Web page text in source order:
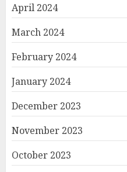
April 2024
March 2024
February 2024
January 2024
December 2023
November 2023
October 2023